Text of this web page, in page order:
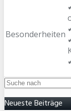
Besonderheiten
Neueste Beiträge